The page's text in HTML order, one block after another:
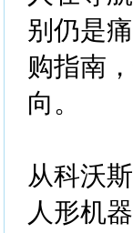
别仍是
购指南
向。
从科沃
人形机